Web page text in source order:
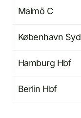
Malmö C
København Syd
Hamburg Hbf
Berlin Hbf